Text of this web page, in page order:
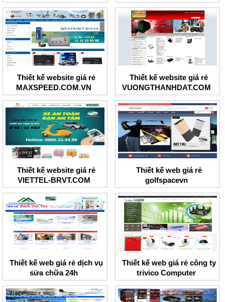
Thiết kế website giá rẻ
MAXSPEED.COM.VN
Thiết kế website giá rẻ
VUONGTHANHDAT.COM
Thiết kế website giá rẻ
VIETTEL-BRVT.COM
Thiết kế web giá rẻ
golfspacevn
Thiết kế web giá rẻ dịch vụ
sửa chữa 24h
Thiết kế web giá rẻ công ty
trivico Computer